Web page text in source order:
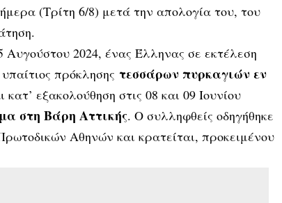
(Τρίτη 6/8) μετά την απολογία του, του
2024, ένας Έλληνας σε εκτέλεση
πρόκλησης τεσσάρων πυρκαγιών εν
εξακολούθηση στις 08 και 09 Ιουνίου
στη Βάρη Αττικής. Ο συλληφθείς οδηγήθηκε
Αθηνών και κρατείται, προκειμένου